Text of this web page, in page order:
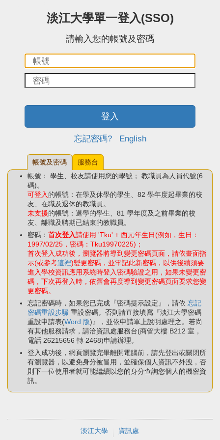
淡江大學單一登入(SSO)
請輸入您的帳號及密碼
碼：
登入
忘記密碼? English
帳號及密碼
服務台
帳號： 學生、校友請使用您的學號； 教職員為人員代號(6
碼)。
可登入 的帳號：在學及休學的學生、82 學年度起畢業的校
友、在職及退休的教職員。
未支援的帳號：退學的學生、81 學年度及之前畢業的校
友、離職及聘期已結束的教職員。
密碼： 首次登入請使用 'Tku' + 西元年生日(例如，生日：
1997/02/25，密碼：Tku19970225)；
首次登入成功後，瀏覽器將導到變更密碼頁面，請依畫面指
示(或參考這裡)變更密碼，並牢記此新密碼，以供後續須要
進入學校資訊應用系統時登入密碼驗證之用，如果未變更密
碼，下次再登入時，依舊會再度導到變更密碼頁面要求您變
更密碼。
忘記密碼時，如果您已完成『密碼提示設定』，請依 忘記
密碼重設步驟 重設密碼。否則請直接填寫『淡江大學密碼
重設申請表(Word 版)』，並依申請單上說明處理之。若尚
有其他服務請求，請洽資訊處服務台(商管大樓 B212 室，
電話 26215656 轉 2468)申請辦理。
登入成功後，網頁瀏覽完畢離開電腦前，請先登出或關閉所
有瀏覽器，以避免身分被冒用，並確保個人資訊不外洩，否
則下一位使用者就可能繼續以您的身分查詢您個人的機密資
訊。
淡江大學 資訊處